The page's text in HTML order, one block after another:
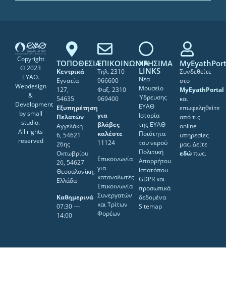
Copyright
© 2023
ΕΥΑΘ.
Webdesign
&
Development
bysmall
studio.
All rights
reserved
ΤΟΠΟΘΕΣΙΑ
Κεντρικά
Εγνατία
127,
54635
Εξυπηρέτηση
Πελατών
Αγγελάκη
6, 54621
26ης
Οκτωβρίου
26, 54627
Θεσσαλονίκη,
Ελλάδα
Καθημερινά
07:30 ―
14:00
ΕΠΙΚΟΙΝΩΝΙΑ
Τηλ. 2310
966600
Φαξ. 2310
969400
για
βλάβες
καλέστε
11124
Επικοινωνία
για
καταναλωτές
Επικοινωνία
Συνεργατών
και Τρίτων
Φορέων
ΧΡΗΣΙΜΑ
LINKS
Νέα
Μουσείο
Ύδρευσης
ΕΥΑΘ
Ιστορία
της ΕΥΑΘ
Ποιότητα
του νερού
Πολιτική
Απορρήτου
Ιστοτόπου
GDPR και
προσωπικά
δεδομένα
Sitemap
Συνδεθείτε
στο
MyEyathPortal
και
επωφεληθείτε
από τις
online
υπηρεσίες
μας. Δείτε
εδώπως.